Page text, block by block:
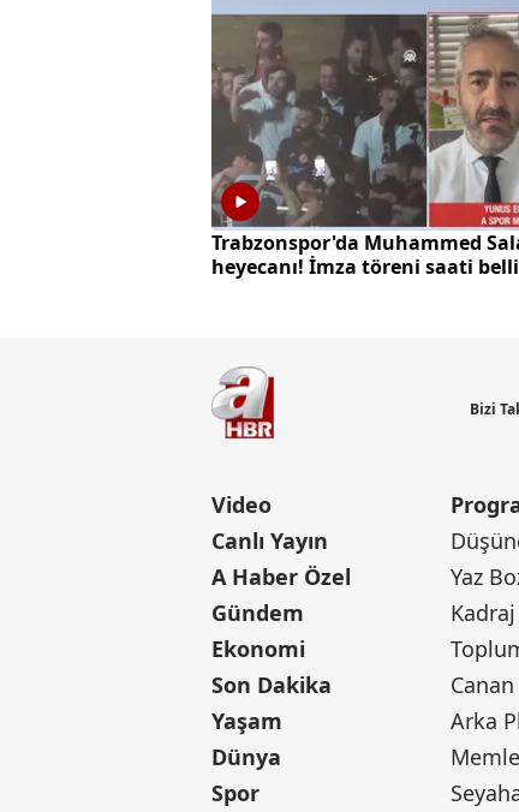
Trabzonspor'da Muhammed
heyecanı! İmza töreni saati
Bizi
Video
Canlı Yayın
A Haber Özel
Gündem
Ekonomi
Son Dakika
Yaşam
Dünya
Spor
Yaz
Kadraj
Arka